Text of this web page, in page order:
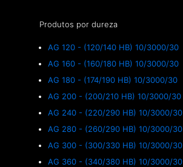
Produtos por dureza
AG 120 - (120/140 HB) 10/3000/30
AG 160 - (160/180 HB) 10/3000/30
AG 180 - (174/190 HB) 10/3000/30
AG 200 - (200/210 HB) 10/3000/30
AG 240 - (220/290 HB) 10/3000/30
AG 280 - (260/290 HB) 10/3000/30
AG 300 - (300/330 HB) 10/3000/30
AG 360 - (340/380 HB) 10/3000/30